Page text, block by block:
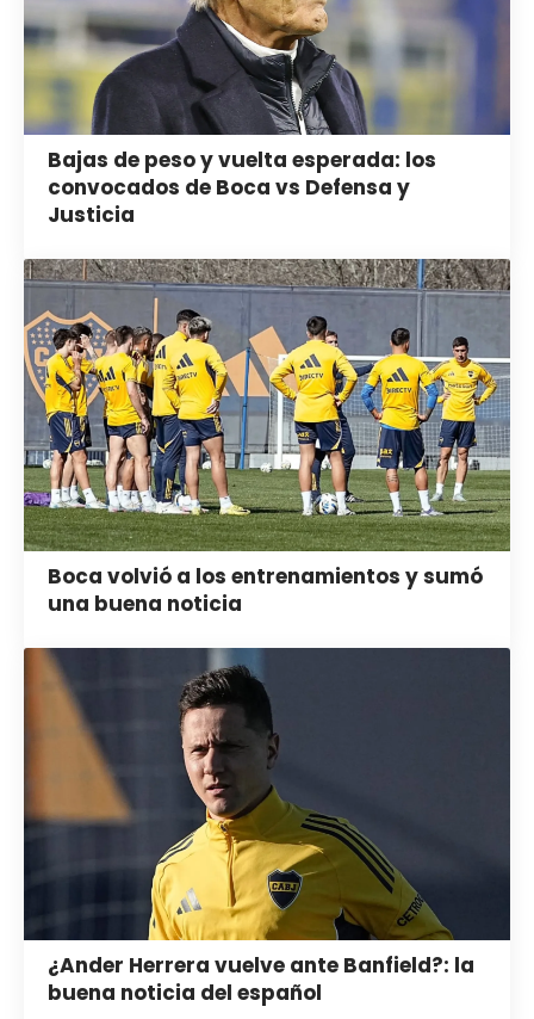
Bajas de peso y vuelta esperada: los
convocados de Boca vs Defensa y
Justicia
Boca volvió a los entrenamientos y sumó
una buena noticia
¿Ander Herrera vuelve ante Banfield?: la
buena noticia del español